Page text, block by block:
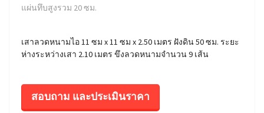
แผ่นทึบสูงรวม 20 ซม.
เสาลวดหนามไอ 11 ซม x 11 ซม x 2.50 เมตร ฝังดิน 50 ซม. ระยะ
ห่างระหว่างเสา 2.10 เมตร ขึงลวดหนามจำนวน 9 เส้น
สอบถาม และประเมินราคา